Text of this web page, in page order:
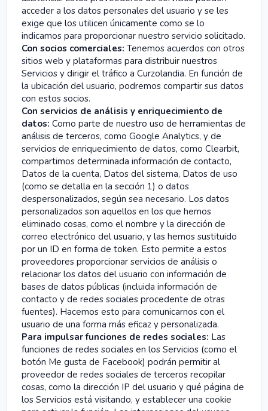
acceder a los datos personales del usuario y se les
exige que los utilicen únicamente como se lo
indicamos para proporcionar nuestro servicio solicitado.
Con socios comerciales: Tenemos acuerdos con otros
sitios web y plataformas para distribuir nuestros
Servicios y dirigir el tráfico a Curzolandia. En función de
la ubicación del usuario, podremos compartir sus datos
con estos socios.
Con servicios de análisis y enriquecimiento de
datos: Como parte de nuestro uso de herramientas de
análisis de terceros, como Google Analytics, y de
servicios de enriquecimiento de datos, como Clearbit,
compartimos determinada información de contacto,
Datos de la cuenta, Datos del sistema, Datos de uso
(como se detalla en la sección 1) o datos
despersonalizados, según sea necesario. Los datos
personalizados son aquellos en los que hemos
eliminado cosas, como el nombre y la dirección de
correo electrónico del usuario, y las hemos sustituido
por un ID en forma de token. Esto permite a estos
proveedores proporcionar servicios de análisis o
relacionar los datos del usuario con información de
bases de datos públicas (incluida información de
contacto y de redes sociales procedente de otras
fuentes). Hacemos esto para comunicarnos con el
usuario de una forma más eficaz y personalizada.
Para impulsar funciones de redes sociales: Las
funciones de redes sociales en los Servicios (como el
botón Me gusta de Facebook) podrán permitir al
proveedor de redes sociales de terceros recopilar
cosas, como la dirección IP del usuario y qué página de
los Servicios está visitando, y establecer una cookie